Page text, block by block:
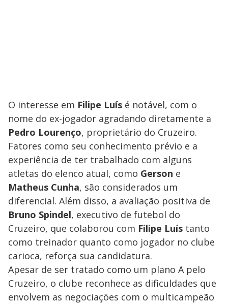
O interesse em Filipe Luís é notável, com o
nome do ex-jogador agradando diretamente a
Pedro Lourenço, proprietário do Cruzeiro.
Fatores como seu conhecimento prévio e a
experiência de ter trabalhado com alguns
atletas do elenco atual, como Gerson e
Matheus Cunha, são considerados um
diferencial. Além disso, a avaliação positiva de
Bruno Spindel, executivo de futebol do
Cruzeiro, que colaborou com Filipe Luís tanto
como treinador quanto como jogador no clube
carioca, reforça sua candidatura.
Apesar de ser tratado como um plano A pelo
Cruzeiro, o clube reconhece as dificuldades que
envolvem as negociações com o multicampeão